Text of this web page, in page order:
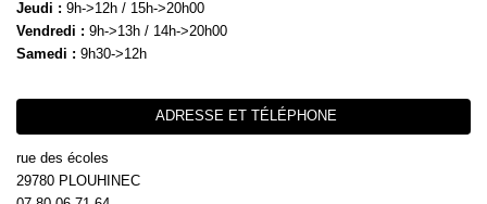
Jeudi : 9h->12h / 15h->20h00
Vendredi : 9h->13h / 14h->20h00
Samedi : 9h30->12h
ADRESSE ET TÉLÉPHONE
rue des écoles
29780 PLOUHINEC